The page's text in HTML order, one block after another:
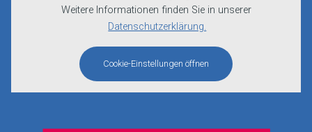
Weitere Informationen finden Sie in unserer
Datenschutzerklärung.
Cookie-Einstellungen öffnen